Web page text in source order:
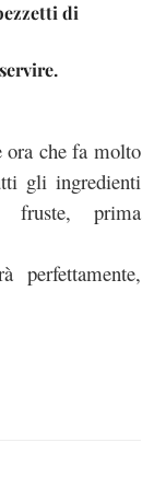
di
ora che fa molto
gli ingredienti
fruste, prima
perfettamente,